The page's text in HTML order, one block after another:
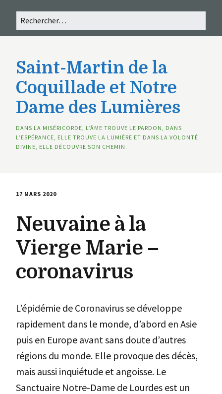
Saint-Martin de la
Coquillade et Notre
Dame des Lumières
DANS LA MISÉRICORDE, L’ÂME TROUVE LE PARDON, DANS
L’ESPÉRANCE, ELLE TROUVE LA LUMIÈRE ET DANS LA VOLONTÉ
DIVINE, ELLE DÉCOUVRE SON CHEMIN.
17 MARS 2020
Neuvaine à la
Vierge Marie –
coronavirus
L’épidémie de Coronavirus se développe
rapidement dans le monde, d’abord en Asie
puis en Europe avant sans doute d’autres
régions du monde. Elle provoque des décès,
mais aussi inquiétude et angoisse. Le
Sanctuaire Notre-Dame de Lourdes est un